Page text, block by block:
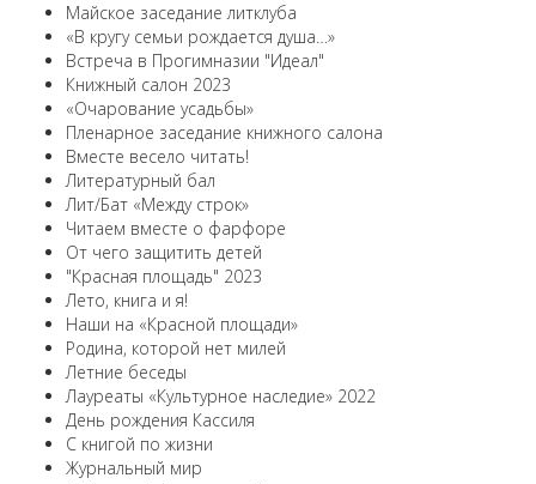
Майское заседание литклуба
«В кругу семьи рождается душа…»
Встреча в Прогимназии "Идеал"
Книжный салон 2023
«Очарование усадьбы»
Пленарное заседание книжного салона
Вместе весело читать!
Литературный бал
Лит/Бат «Между строк»
Читаем вместе о фарфоре
От чего защитить детей
"Красная площадь" 2023
Лето, книга и я!
Наши на «Красной площади»
Родина, которой нет милей
Летние беседы
Лауреаты «Культурное наследие» 2022
День рождения Кассиля
С книгой по жизни
Журнальный мир